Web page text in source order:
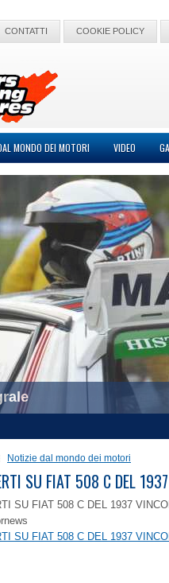
CONTATTI COOKIE POLICY
MONDO DEI MOTORI VIDEO
Notizie dal mondo dei motori
SU FIAT 508 C DEL
SU FIAT 508 C DEL 1937
SU FIAT 508 C DEL 1937